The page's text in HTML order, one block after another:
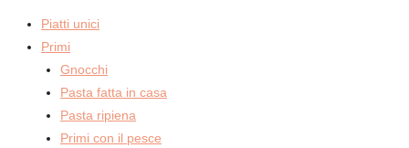
Piatti unici
Primi
Gnocchi
Pasta fatta in casa
Pasta ripiena
Primi con il pesce